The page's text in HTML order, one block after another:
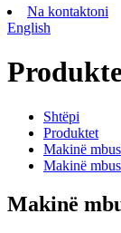
Na kontaktoni
English
Shtëpi
Produktet
Makinë
Makinë
Makinë